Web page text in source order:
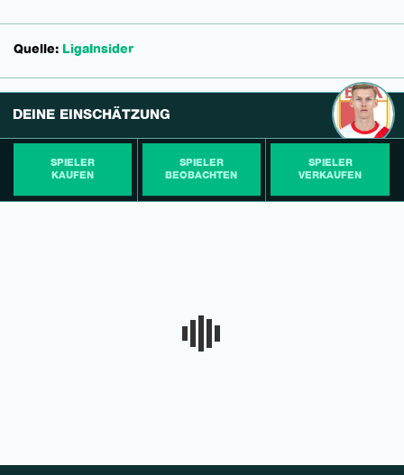
Quelle: LigaInsider
DEINE EINSCHÄTZUNG
SPIELER
KAUFEN
SPIELER
BEOBACHTEN
SPIELER
VERKAUFEN